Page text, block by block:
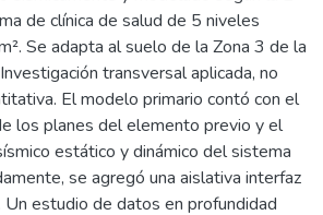
de clínica de salud de 5 niveles
Se adapta al suelo de la Zona 3 de la
transversal aplicada, no
El modelo primario contó con el
los planes del elemento previo y el
estático y dinámico del sistema
se agregó una aislativa interfaz
estudio de datos en profundidad